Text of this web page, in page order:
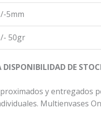
5mm
50gr
DISPONIBILIDAD DE
y
Multienvases